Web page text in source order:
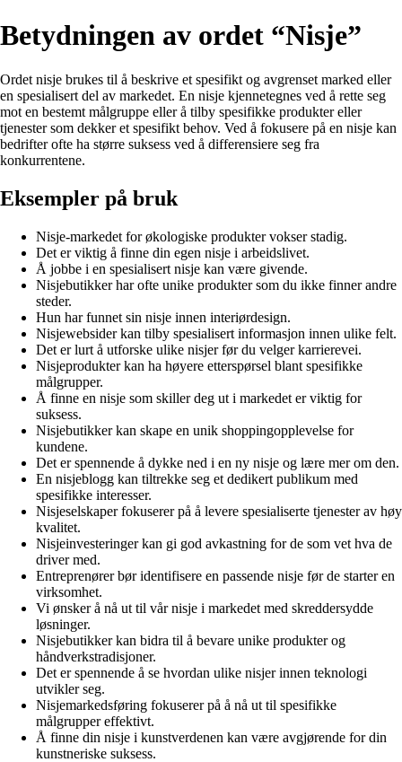
Betydningen av ordet “Nisje”
Ordet nisje brukes til å beskrive et spesifikt og avgrenset marked eller
en spesialisert del av markedet. En nisje kjennetegnes ved å rette seg
mot en bestemt målgruppe eller å tilby spesifikke produkter eller
tjenester som dekker et spesifikt behov. Ved å fokusere på en nisje kan
bedrifter ofte ha større suksess ved å differensiere seg fra
konkurrentene.
Eksempler på bruk
Nisje-markedet for økologiske produkter vokser stadig.
Det er viktig å finne din egen nisje i arbeidslivet.
Å jobbe i en spesialisert nisje kan være givende.
Nisjebutikker har ofte unike produkter som du ikke finner andre
steder.
Hun har funnet sin nisje innen interiørdesign.
Nisjewebsider kan tilby spesialisert informasjon innen ulike felt.
Det er lurt å utforske ulike nisjer før du velger karrierevei.
Nisjeprodukter kan ha høyere etterspørsel blant spesifikke
målgrupper.
Å finne en nisje som skiller deg ut i markedet er viktig for
suksess.
Nisjebutikker kan skape en unik shoppingopplevelse for
kundene.
Det er spennende å dykke ned i en ny nisje og lære mer om den.
En nisjeblogg kan tiltrekke seg et dedikert publikum med
spesifikke interesser.
Nisjeselskaper fokuserer på å levere spesialiserte tjenester av høy
kvalitet.
Nisjeinvesteringer kan gi god avkastning for de som vet hva de
driver med.
Entreprenører bør identifisere en passende nisje før de starter en
virksomhet.
Vi ønsker å nå ut til vår nisje i markedet med skreddersydde
løsninger.
Nisjebutikker kan bidra til å bevare unike produkter og
håndverkstradisjoner.
Det er spennende å se hvordan ulike nisjer innen teknologi
utvikler seg.
Nisjemarkedsføring fokuserer på å nå ut til spesifikke
målgrupper effektivt.
Å finne din nisje i kunstverdenen kan være avgjørende for din
kunstneriske suksess.